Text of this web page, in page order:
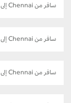
سافر من Chennai إلى فيينا
سافر من Chennai إلى الشارقة
سافر من Chennai إلى Trabzon